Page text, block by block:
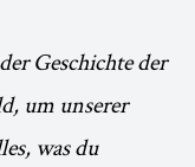
Geschichte der
um unserer
was du